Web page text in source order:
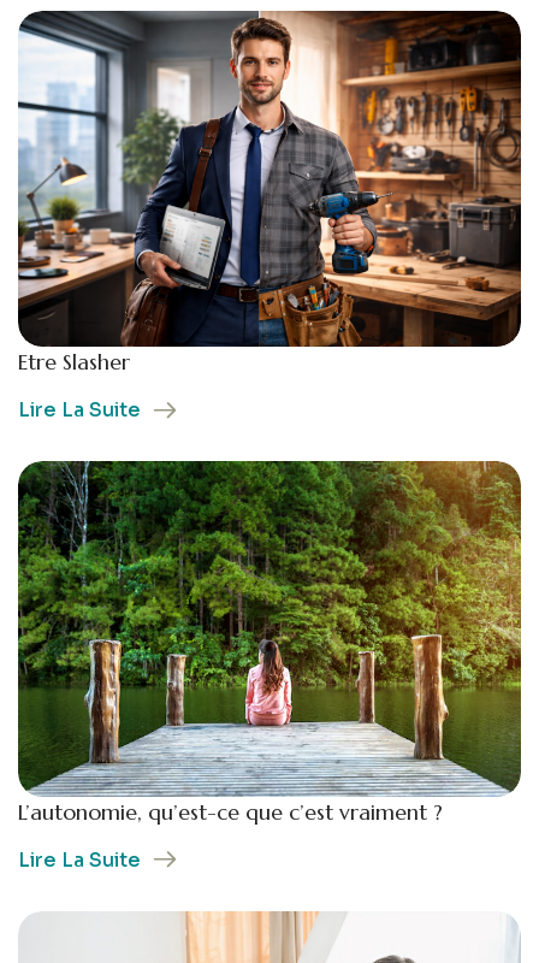
Etre Slasher
Lire La Suite
L’autonomie, qu’est-ce que c’est vraiment ?
Lire La Suite